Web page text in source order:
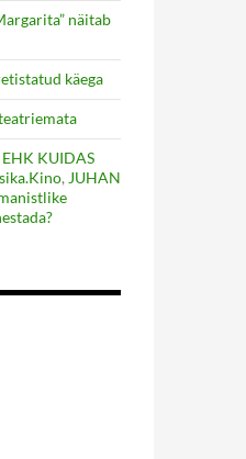
näitab
käega
KUIDAS
, JUHAN